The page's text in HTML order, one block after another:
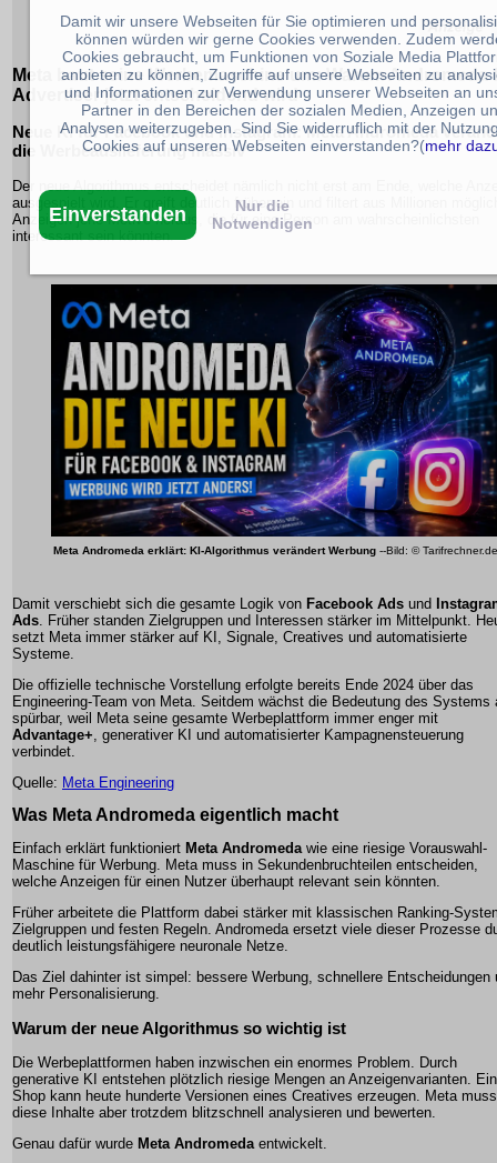
Meta baut seine Werbemaschine um: Warum Andromeda
Advertiser jetzt entscheidend wird
Neue KI für Facebook und Instagram: Meta Andromeda
die Werbeauslieferung massiv
Der neue Algorithmus entscheidet nämlich nicht erst am Ende, welche
ausgespielt wird. Er greift deutlich früher ein und filtert aus Millionen
Anzeigen jene Motive heraus, die für eine Person am wahrscheinlichsten
interessant sein könnten.
Meta Andromeda erklärt: KI-Algorithmus verändert Werbung --Bild: © Tarifrechner.de
Damit verschiebt sich die gesamte Logik von Facebook Ads und
Ads . Früher standen Zielgruppen und Interessen stärker im Mittelpunkt.
setzt Meta immer stärker auf KI, Signale, Creatives und automatisierte
Systeme.
Die offizielle technische Vorstellung erfolgte bereits Ende 2024 über das
Engineering-Team von Meta. Seitdem wächst die Bedeutung des Systems
spürbar, weil Meta seine gesamte Werbeplattform immer enger mit
Advantage+ , generativer KI und automatisierter Kampagnensteuerung
verbindet.
Quelle: Meta Engineering
Was Meta Andromeda eigentlich macht
Einfach erklärt funktioniert Meta Andromeda wie eine riesige Vorauswahl-
Maschine für Werbung. Meta muss in Sekundenbruchteilen entscheiden,
welche Anzeigen für einen Nutzer überhaupt relevant sein könnten.
Früher arbeitete die Plattform dabei stärker mit klassischen Ranking-
Zielgruppen und festen Regeln. Andromeda ersetzt viele dieser Prozesse
deutlich leistungsfähigere neuronale Netze.
Das Ziel dahinter ist simpel: bessere Werbung, schnellere Entscheidungen
mehr Personalisierung.
Warum der neue Algorithmus so wichtig ist
Die Werbeplattformen haben inzwischen ein enormes Problem. Durch
generative KI entstehen plötzlich riesige Mengen an Anzeigenvarianten. Ein
Shop kann heute hunderte Versionen eines Creatives erzeugen. Meta muss
diese Inhalte aber trotzdem blitzschnell analysieren und bewerten.
Genau dafür wurde Meta Andromedaentwickelt.
Damit wir unsere Webseiten für Sie optimieren und
können würden wir gerne Cookies verwenden. Zudem
Cookies gebraucht, um Funktionen von Soziale Media
anbieten zu können, Zugriffe auf unsere Webseiten zu
und Informationen zur Verwendung unserer Webseiten an
Partner in den Bereichen der sozialen Medien, Anzeigen
Analysen weiterzugeben. Sind Sie widerruflich mit der
Cookies auf unseren Webseiten einverstanden?(mehr
Einverstanden
Nur die
Notwendigen